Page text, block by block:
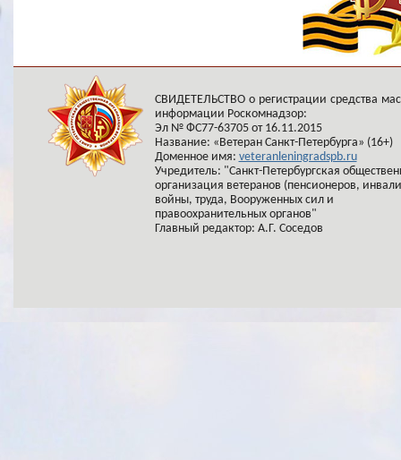
СВИДЕТЕЛЬСТВО о регистрации средства
информации Роскомнадзор:
Эл № ФС77-63705 от 16.11.2015
Название: «Ветеран Санкт-Петербурга» (16+)
Доменное имя: veteranleningradspb.ru
Учредитель: "Санкт-Петербургская
организация ветеранов (пенсионеров,
войны, труда, Вооруженных сил и
правоохранительных органов"
Главный редактор: А.Г. Соседов